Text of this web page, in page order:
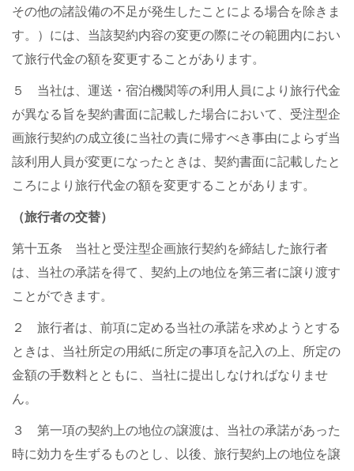
その他の諸設備の不足が発生したことによる場合を除きま
す。）には、当該契約内容の変更の際にその範囲内におい
て旅行代金の額を変更することがあります。
５ 当社は、運送・宿泊機関等の利用人員により旅行代金
が異なる旨を契約書面に記載した場合において、受注型企
画旅行契約の成立後に当社の責に帰すべき事由によらず当
該利用人員が変更になったときは、契約書面に記載したと
ころにより旅行代金の額を変更することがあります。
（旅行者の交替）
第十五条 当社と受注型企画旅行契約を締結した旅行者
は、当社の承諾を得て、契約上の地位を第三者に譲り渡す
ことができます。
２ 旅行者は、前項に定める当社の承諾を求めようとする
ときは、当社所定の用紙に所定の事項を記入の上、所定の
金額の手数料とともに、当社に提出しなければなりませ
ん。
３ 第一項の契約上の地位の譲渡は、当社の承諾があった
時に効力を生ずるものとし、以後、旅行契約上の地位を譲